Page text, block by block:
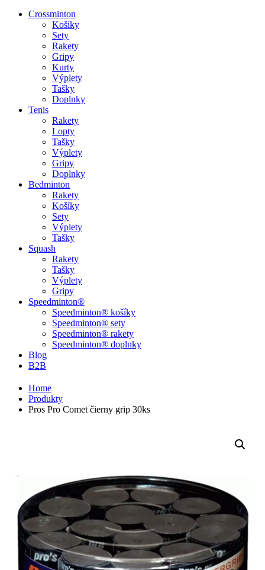
Crossminton
Košíky
Sety
Rakety
Gripy
Kurty
Výplety
Tašky
Doplnky
Tenis
Rakety
Lopty
Tašky
Výplety
Gripy
Doplnky
Bedminton
Rakety
Košíky
Sety
Výplety
Tašky
Squash
Rakety
Tašky
Výplety
Gripy
Speedminton®
Speedminton® košíky
Speedminton® sety
Speedminton® rakety
Speedminton® doplnky
Blog
B2B
Home
Produkty
Pros Pro Comet čierny grip 30ks